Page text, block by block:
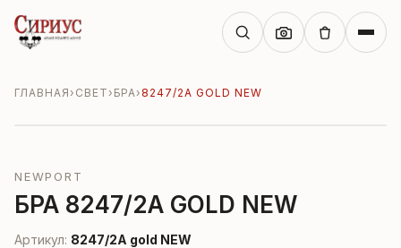
ГЛАВНАЯ› СВЕТ› БРА› 8247/2A GOLD NEW
NEWPORT
БРА 8247/2A GOLD NEW
Артикул: 8247/2A gold NEW